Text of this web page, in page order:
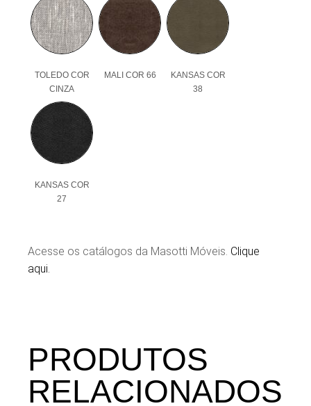
TOLEDO COR
CINZA
MALI COR 66
KANSAS COR
38
KANSAS COR
27
Acesse os catálogos da Masotti Móveis. Clique
aqui.
PRODUTOS
RELACIONADOS